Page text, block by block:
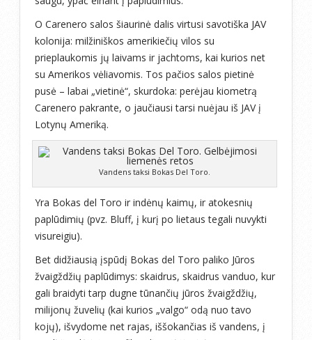
O Carenero salos šiaurinė dalis virtusi savotiška JAV
kolonija: milžiniškos amerikiečių vilos su
prieplaukomis jų laivams ir jachtoms, kai kurios net
su Amerikos vėliavomis. Tos pačios salos pietinė
pusė – labai „vietinė“, skurdoka: perėjau kiometrą
Carenero pakrante, o jaučiausi tarsi nuėjau iš JAV į
Lotynų Ameriką.
Vandens taksi Bokas Del Toro.
Yra Bokas del Toro ir indėnų kaimų, ir atokesnių
paplūdimių (pvz. Bluff, į kurį po lietaus tegali nuvykti
visureigiu).
Bet didžiausią įspūdį Bokas del Toro paliko Jūros
žvaigždžių paplūdimys: skaidrus, skaidrus vanduo, kur
gali braidyti tarp dugne tūnančių jūros žvaigždžių,
milijonų žuvelių (kai kurios „valgo“ odą nuo tavo
kojų), išvydome net rajas, iššokančias iš vandens, į